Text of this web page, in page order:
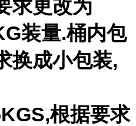
求更改为
装量.桶内包
换成小包装,
根据要求